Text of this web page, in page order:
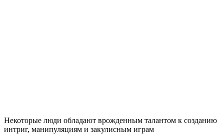
Некоторые люди обладают врожденным талантом к созданию
интриг, манипуляциям и закулисным играм